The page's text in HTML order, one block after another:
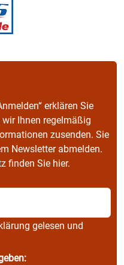
erklären Sie
Ihnen regelmäßig
zusenden. Sie
Newsletter abmelden.
finden Sie hier.
gelesen und